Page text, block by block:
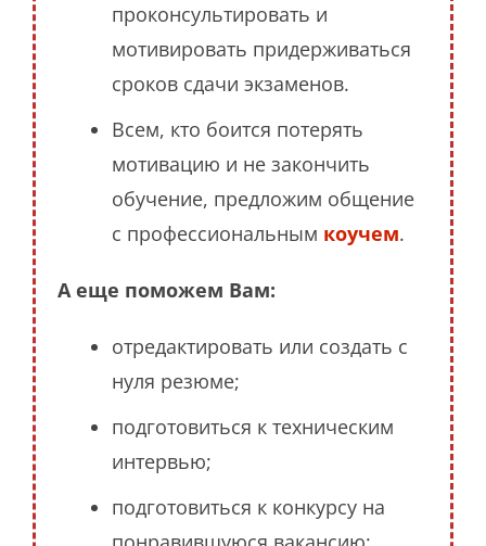
проконсультировать и
мотивировать придерживаться
сроков сдачи экзаменов.
Всем, кто боится потерять
мотивацию и не закончить
обучение, предложим общение
с профессиональным коучем.
А еще поможем Вам:
отредактировать или создать с
нуля резюме;
подготовиться к техническим
интервью;
подготовиться к конкурсу на